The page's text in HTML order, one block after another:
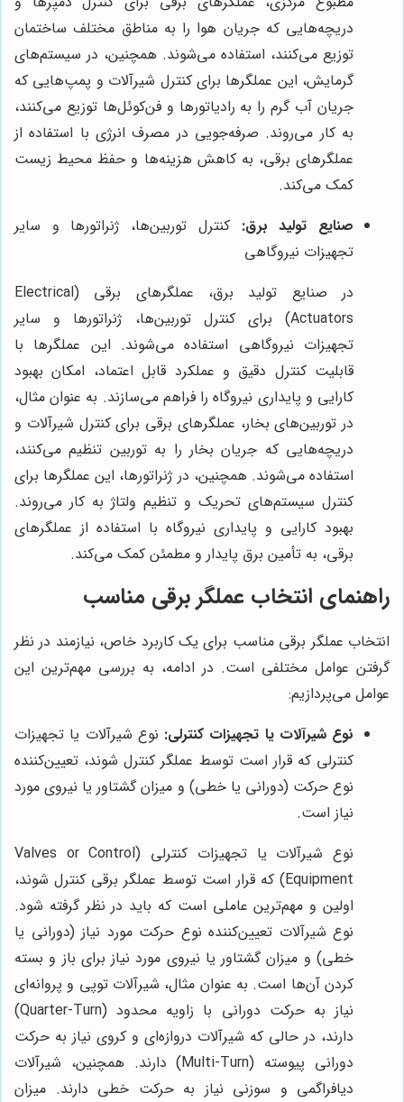
دریچه‌هایی که جریان هوا را به مناطق مختلف ساختمان
توزیع می‌کنند، استفاده می‌شوند. همچنین، در سیستم‌های
گرمایش، این عملگرها برای کنترل شیرآلات و پمپ‌هایی که
جریان آب گرم را به رادیاتورها و فن‌کوئل‌ها توزیع می‌کنند،
به کار می‌روند. صرفه‌جویی در مصرف انرژی با استفاده از
عملگرهای برقی، به کاهش هزینه‌ها و حفظ محیط زیست
کمک می‌کند.
صنایع تولید برق: کنترل توربین‌ها، ژنراتورها و سایر
تجهیزات نیروگاهی
در صنایع تولید برق، عملگرهای برقی (Electrical
Actuators) برای کنترل توربین‌ها، ژنراتورها و سایر
تجهیزات نیروگاهی استفاده می‌شوند. این عملگرها با
قابلیت کنترل دقیق و عملکرد قابل اعتماد، امکان بهبود
کارایی و پایداری نیروگاه را فراهم می‌سازند. به عنوان مثال،
در توربین‌های بخار، عملگرهای برقی برای کنترل شیرآلات و
دریچه‌هایی که جریان بخار را به توربین تنظیم می‌کنند،
استفاده می‌شوند. همچنین، در ژنراتورها، این عملگرها برای
کنترل سیستم‌های تحریک و تنظیم ولتاژ به کار می‌روند.
بهبود کارایی و پایداری نیروگاه با استفاده از عملگرهای
برقی، به تأمین برق پایدار و مطمئن کمک می‌کند.
راهنمای انتخاب عملگر برقی مناسب
انتخاب عملگر برقی مناسب برای یک کاربرد خاص، نیازمند در نظر
گرفتن عوامل مختلفی است. در ادامه، به بررسی مهم‌ترین این
عوامل می‌پردازیم:
نوع شیرآلات یا تجهیزات کنترلی: نوع شیرآلات یا تجهیزات
کنترلی که قرار است توسط عملگر کنترل شوند، تعیین‌کننده
نوع حرکت (دورانی یا خطی) و میزان گشتاور یا نیروی مورد
نیاز است.
نوع شیرآلات یا تجهیزات کنترلی (Valves or Control
Equipment) که قرار است توسط عملگر برقی کنترل شوند،
اولین و مهم‌ترین عاملی است که باید در نظر گرفته شود.
نوع شیرآلات تعیین‌کننده نوع حرکت مورد نیاز (دورانی یا
خطی) و میزان گشتاور یا نیروی مورد نیاز برای باز و بسته
کردن آن‌ها است. به عنوان مثال، شیرآلات توپی و پروانه‌ای
نیاز به حرکت دورانی با زاویه محدود (Quarter-Turn)
دارند، در حالی که شیرآلات دروازه‌ای و کروی نیاز به حرکت
دورانی پیوسته (Multi-Turn) دارند. همچنین، شیرآلات
دیافراگمی و سوزنی نیاز به حرکت خطی دارند. میزان